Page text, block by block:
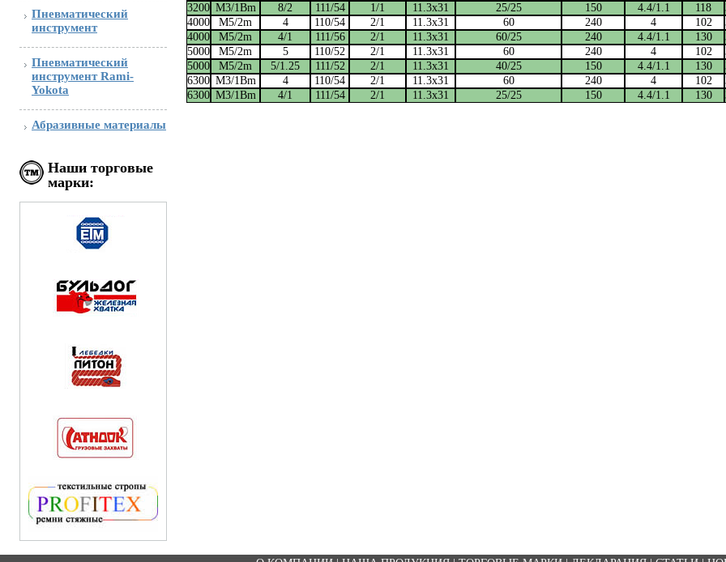
Пневматический
инструмент
Пневматический
инструмент Rami-
Yokota
Абразивные материалы
Наши торговые
марки:
3200 М3/1Вm 8/2 111/54 1/1 11.3х31 25/25 150 4.4/1.1 118
4000
М5/2m 4 110/54 2/1 11.3х31 60 240 4 102
4000
М5/2m 4/1 111/56 2/1 11.3х31 60/25 240 4.4/1.1 130
5000
М5/2m 5 110/52 2/1 11.3х31 60 240 4 102
5000
М5/2m 5/1.25 111/52 2/1 11.3х31 40/25 150 4.4/1.1 130
6300 М3/1Вm 4 110/54 2/1 11.3х31 60 240 4 102
6300 М3/1Вm 4/1 111/54 2/1 11.3х31 25/25 150 4.4/1.1 130